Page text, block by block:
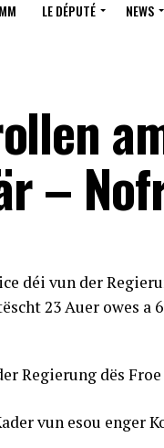
LE DÉPUTÉ NEWS
–
déi vun der
23 Auer owes a
Regierung dës
vun esou enger